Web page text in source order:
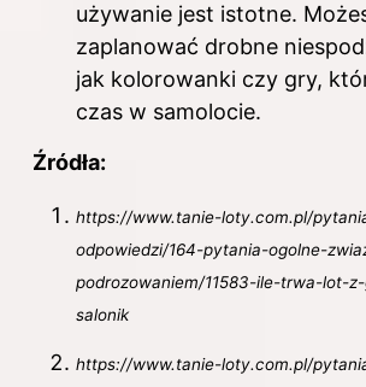
używanie jest istotne.
zaplanować drobne
jak kolorowanki czy gry,
czas w samolocie.
Źródła:
https://www.tanie-loty.com.pl/
odpowiedzi/164-pytania-ogolne-
podrozowaniem/11583-ile-trwa-lot-
salonik
https://www.tanie-loty.com.pl/